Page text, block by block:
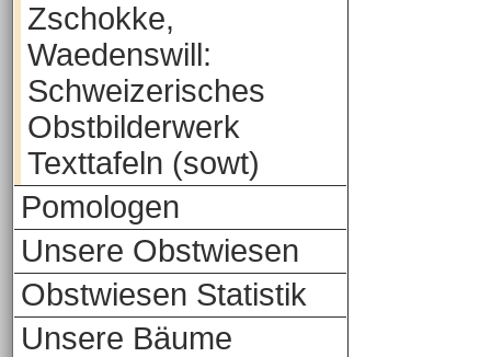
Zschokke,
Waedenswill:
Schweizerisches
Obstbilderwerk
Texttafeln (sowt)
Pomologen
Unsere Obstwiesen
Obstwiesen Statistik
Unsere Bäume